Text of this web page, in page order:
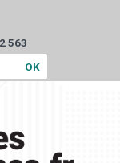
2 563